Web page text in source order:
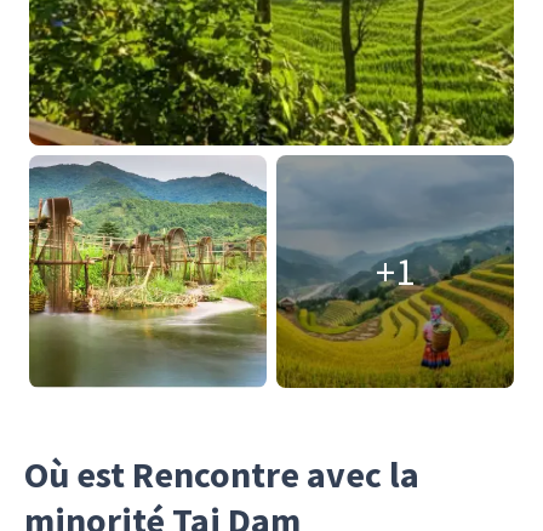
+1
Où est Rencontre avec la
minorité Tai Dam